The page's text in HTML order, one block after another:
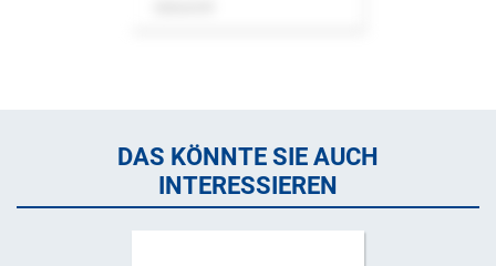
DAS KÖNNTE SIE AUCH
INTERESSIEREN